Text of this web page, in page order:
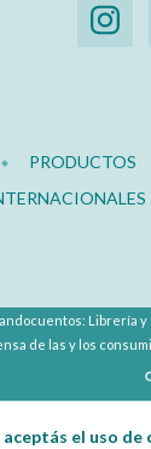
aceptás el uso de
PRODUCTOS
Librería
de las y los